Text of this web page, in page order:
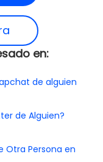
en:
de alguien
de Alguien?
Otra Persona en